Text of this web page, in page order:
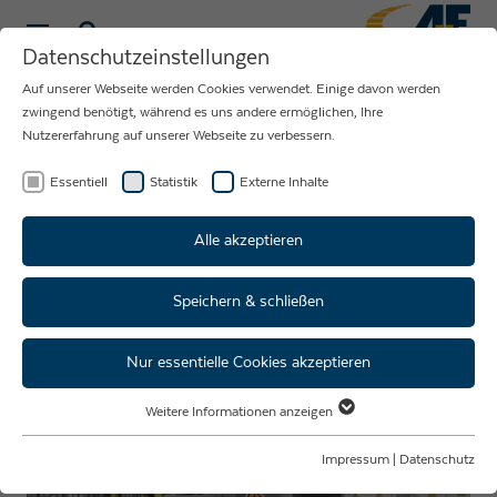
NEUIGKEITEN
RUND UM DAS
UNTERNEHMEN
AUE
Aktuelles
Datenschutzeinstellungen
Auf unserer Webseite werden Cookies verwendet. Einige davon werden
zwingend benötigt, während es uns andere ermöglichen, Ihre
Nutzererfahrung auf unserer Webseite zu verbessern.
Essentiell Statistik Externe Inhalte
Alle akzeptieren
Speichern & schließen
Nur essentielle Cookies akzeptieren
Essentielle Cookies werden für grundlegende Funktionen der Webseite
Weitere Informationen anzeigen
Impressum Datenschutz